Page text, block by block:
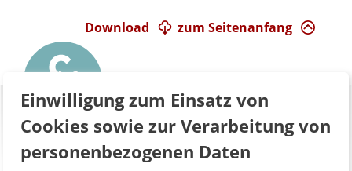
zum Seitenanfang
Download
Einwilligung zum Einsatz von
Cookies sowie zur Verarbeitung von
personenbezogenen Daten